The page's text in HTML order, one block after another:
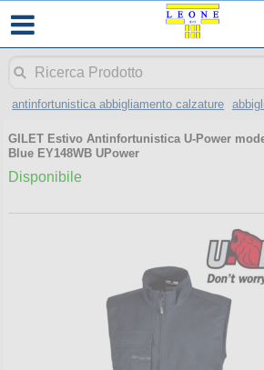
antinfortunistica abbigliamento calzature
GILET Estivo Antinfortunistica U-Power
Blue EY148WB UPower
Disponibile